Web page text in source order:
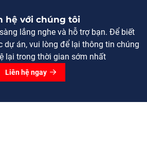
hệ với chúng tôi
lắng nghe và hỗ trợ bạn. Để biết
dự án, vui lòng để lại thông tin chúng
lại trong thời gian sớm nhất
Liên hệ ngay